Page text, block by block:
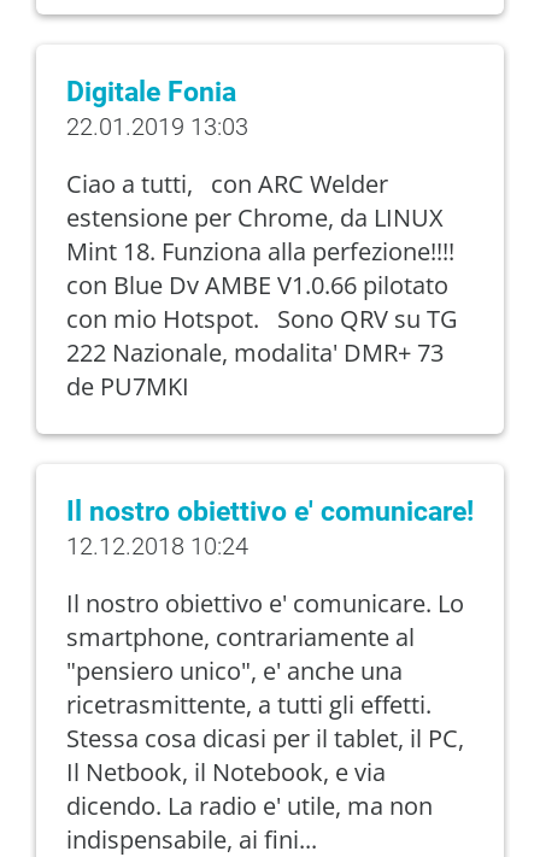
Digitale Fonia
22.01.2019 13:03
Ciao a tutti, con ARC Welder
estensione per Chrome, da LINUX
Mint 18. Funziona alla perfezione!!!!
con Blue Dv AMBE V1.0.66 pilotato
con mio Hotspot. Sono QRV su TG
222 Nazionale, modalita' DMR+ 73
de PU7MKI
Il nostro obiettivo e' comunicare!
12.12.2018 10:24
Il nostro obiettivo e' comunicare. Lo
smartphone, contrariamente al
"pensiero unico", e' anche una
ricetrasmittente, a tutti gli effetti.
Stessa cosa dicasi per il tablet, il PC,
Il Netbook, il Notebook, e via
dicendo. La radio e' utile, ma non
indispensabile, ai fini...